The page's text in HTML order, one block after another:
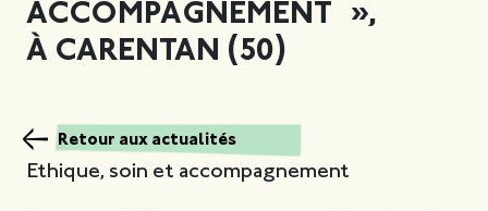
ACCOMPAGNEMENT »,
À CARENTAN (50)
Retour aux actualités
Ethique, soin et accompagnement